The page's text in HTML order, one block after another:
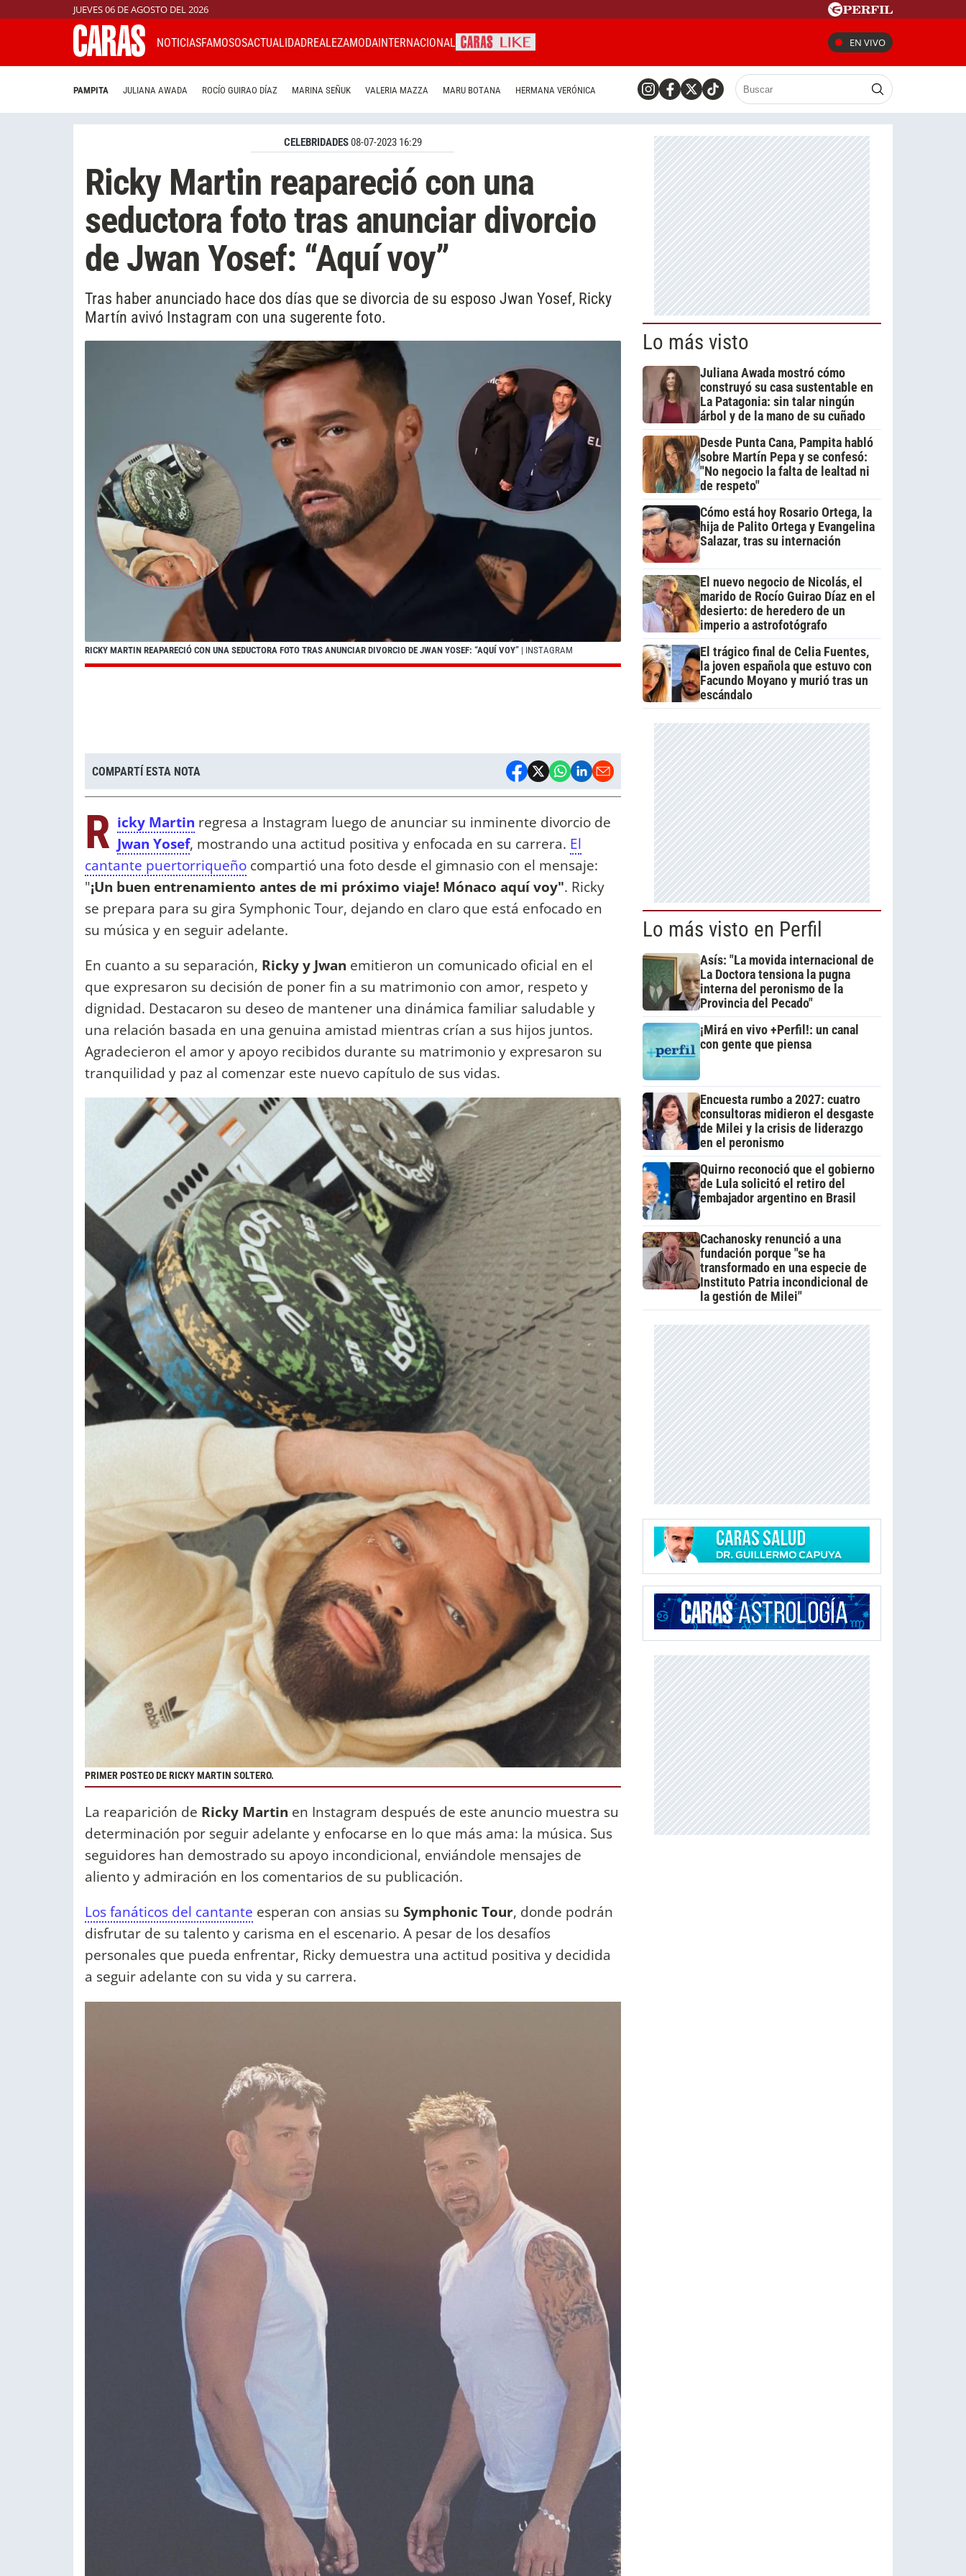
JUEVES 06 DE AGOSTO DEL 2026
NOTICIASFAMOSOSACTUALIDADREALEZAMODAINTERNACIONAL EN VIVO
PAMPITA JULIANA AWADA ROCÍO GUIRAO DÍAZ MARINA SEÑUK VALERIA MAZZA MARU BOTANA HERMANA VERÓNICA
CELEBRIDADES08-07-2023 16:29
Ricky Martin reapareció con una
seductora foto tras anunciar divorcio
de Jwan Yosef: “Aquí voy”
Tras haber anunciado hace dos días que se divorcia de su esposo Jwan Yosef, Ricky
Martín avivó Instagram con una sugerente foto.
RICKY MARTIN REAPARECIÓ CON UNA SEDUCTORA FOTO TRAS ANUNCIAR DIVORCIO DE JWAN YOSEF: “AQUÍ VOY” | INSTAGRAM
COMPARTÍ ESTA NOTA
R icky Martin regresa a Instagram luego de anunciar su inminente divorcio de
Jwan Yosef, mostrando una actitud positiva y enfocada en su carrera. El
cantante puertorriqueño compartió una foto desde el gimnasio con el mensaje:
"¡Un buen entrenamiento antes de mi próximo viaje! Mónaco aquí voy". Ricky
se prepara para su gira Symphonic Tour, dejando en claro que está enfocado en
su música y en seguir adelante.
En cuanto a su separación, Ricky y Jwan emitieron un comunicado oficial en el
que expresaron su decisión de poner fin a su matrimonio con amor, respeto y
dignidad. Destacaron su deseo de mantener una dinámica familiar saludable y
una relación basada en una genuina amistad mientras crían a sus hijos juntos.
Agradecieron el amor y apoyo recibidos durante su matrimonio y expresaron su
tranquilidad y paz al comenzar este nuevo capítulo de sus vidas.
PRIMER POSTEO DE RICKY MARTIN SOLTERO.
La reaparición de Ricky Martin en Instagram después de este anuncio muestra su
determinación por seguir adelante y enfocarse en lo que más ama: la música. Sus
seguidores han demostrado su apoyo incondicional, enviándole mensajes de
aliento y admiración en los comentarios de su publicación.
Los fanáticos del cantante esperan con ansias su Symphonic Tour, donde podrán
disfrutar de su talento y carisma en el escenario. A pesar de los desafíos
personales que pueda enfrentar, Ricky demuestra una actitud positiva y decidida
a seguir adelante con su vida y su carrera.
Lo más visto
Juliana Awada mostró cómo
construyó su casa sustentable en
La Patagonia: sin talar ningún
árbol y de la mano de su cuñado
Desde Punta Cana, Pampita habló
sobre Martín Pepa y se confesó:
"No negocio la falta de lealtad ni
de respeto"
Cómo está hoy Rosario Ortega, la
hija de Palito Ortega y Evangelina
Salazar, tras su internación
El nuevo negocio de Nicolás, el
marido de Rocío Guirao Díaz en el
desierto: de heredero de un
imperio a astrofotógrafo
El trágico final de Celia Fuentes,
la joven española que estuvo con
Facundo Moyano y murió tras un
escándalo
Lo más visto en Perfil
Asís: "La movida internacional de
La Doctora tensiona la pugna
interna del peronismo de la
Provincia del Pecado"
¡Mirá en vivo +Perfil!: un canal
con gente que piensa
Encuesta rumbo a 2027: cuatro
consultoras midieron el desgaste
de Milei y la crisis de liderazgo
en el peronismo
Quirno reconoció que el gobierno
de Lula solicitó el retiro del
embajador argentino en Brasil
Cachanosky renunció a una
fundación porque "se ha
transformado en una especie de
Instituto Patria incondicional de
la gestión de Milei"